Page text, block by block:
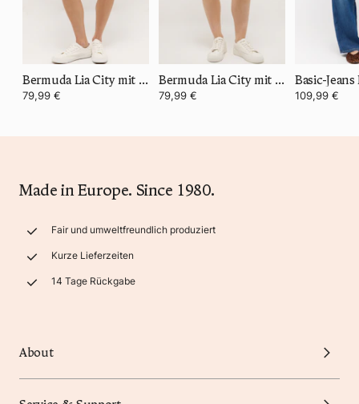
Bermuda Lia City mit Gürtel
79,99 €
Bermuda Lia City mit Gürtel
79,99 €
Basic-Jeans
109,99 €
Made in Europe. Since 1980.
Fair und umweltfreundlich produziert
Kurze Lieferzeiten
14 Tage Rückgabe
About